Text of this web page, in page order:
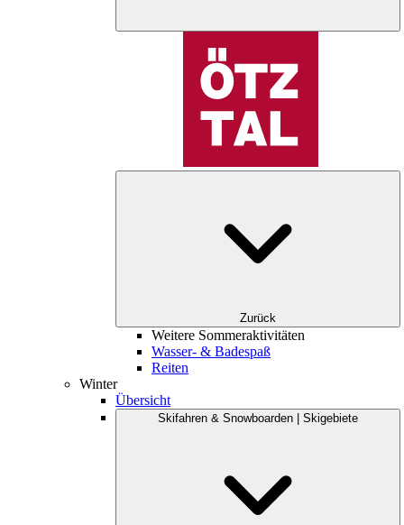
Zurück
Weitere Sommeraktivitäten
Wasser- & Badespaß
Reiten
Winter
Übersicht
Skifahren & Snowboarden | Skigebiete